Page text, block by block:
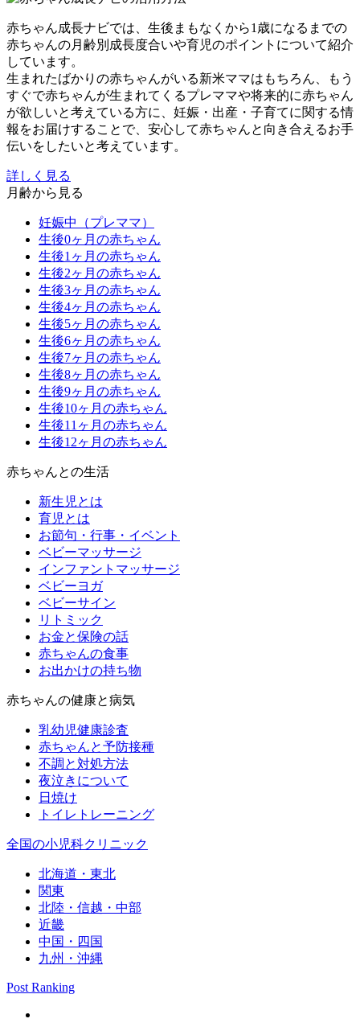
赤ちゃん成長ナビでは、生後まもなくから1歳になるまでの
赤ちゃんの月齢別成長度合いや育児のポイントについて紹介
しています。
生まれたばかりの赤ちゃんがいる新米ママはもちろん、もう
すぐで赤ちゃんが生まれてくるプレママや将来的に赤ちゃん
が欲しいと考えている方に、妊娠・出産・子育てに関する情
報をお届けすることで、安心して赤ちゃんと向き合えるお手
伝いをしたいと考えています。
詳しく見る
月齢から見る
妊娠中（プレママ）
生後0ヶ月の赤ちゃん
生後1ヶ月の赤ちゃん
生後2ヶ月の赤ちゃん
生後3ヶ月の赤ちゃん
生後4ヶ月の赤ちゃん
生後5ヶ月の赤ちゃん
生後6ヶ月の赤ちゃん
生後7ヶ月の赤ちゃん
生後8ヶ月の赤ちゃん
生後9ヶ月の赤ちゃん
生後10ヶ月の赤ちゃん
生後11ヶ月の赤ちゃん
生後12ヶ月の赤ちゃん
赤ちゃんとの生活
新生児とは
育児とは
お節句・行事・イベント
ベビーマッサージ
インファントマッサージ
ベビーヨガ
ベビーサイン
リトミック
お金と保険の話
赤ちゃんの食事
お出かけの持ち物
赤ちゃんの健康と病気
乳幼児健康診査
赤ちゃんと予防接種
不調と対処方法
夜泣きについて
日焼け
トイレトレーニング
全国の小児科クリニック
北海道・東北
関東
北陸・信越・中部
近畿
中国・四国
九州・沖縄
Post Ranking